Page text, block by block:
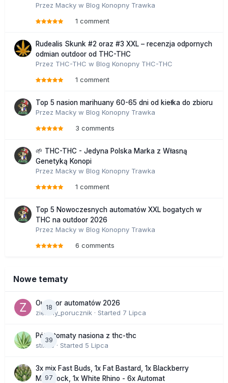
Przez Macky w Blog Konopny Trawka
1 comment
Rudealis Skunk #2 oraz #3 XXL – recenzja odpornych
odmian outdoor od THC-THC
Przez THC-THC w Blog Konopny THC-THC
1 comment
Top 5 nasion marihuany 60-65 dni od kiełka do zbioru
Przez Macky w Blog Konopny Trawka
3 comments
🌱 THC-THC - Jedyna Polska Marka z Własną
Genetyką Konopi
Przez Macky w Blog Konopny Trawka
1 comment
Top 5 Nowoczesnych automatów XXL bogatych w
THC na outdoor 2026
Przez Macky w Blog Konopny Trawka
6 comments
Nowe tematy
18
Outdoor automatów 2026
zielony_porucznik · Started 7 Lipca
39
Półautomaty nasiona z thc-thc
stix33 · Started 5 Lipca
97
3x mix Fast Buds, 1x Fat Bastard, 1x Blackberry
Moonrock, 1x White Rhino - 6x Automat